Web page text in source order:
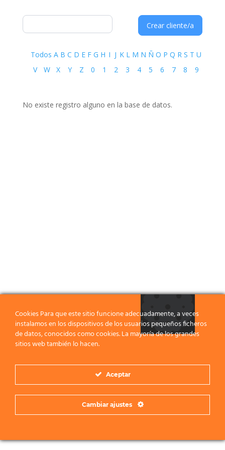
Crear cliente/a
Todos A B C D E F G H I J K L M N Ñ O P Q R S T U
V
W X Y Z 0 1 2 3 4 5 6 7 8 9
No existe registro alguno en la base de datos.
Cookies Para que este sitio funcione adecuadamente, a veces
instalamos en los dispositivos de los usuarios pequeños ficheros
de datos, conocidos como cookies. La mayoría de los grandes
sitios web también lo hacen.
Aceptar
Cambiar ajustes